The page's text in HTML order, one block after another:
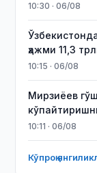
10:30 · 06/08
ҳажми 11,3
10:15 · 06/08
Мирзиёев
10:11 · 06/08
Кўпроқ